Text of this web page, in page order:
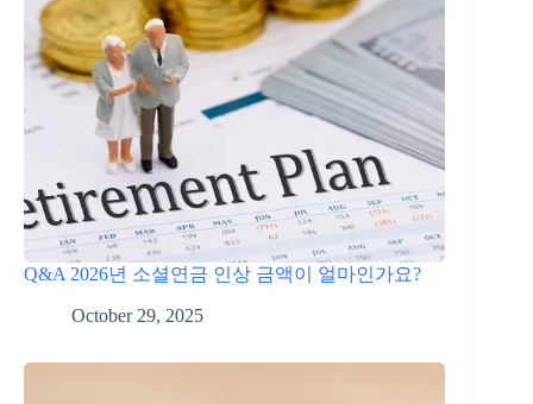
Q&A 2026년 소셜연금 인상 금액이 얼마인가요?
October 29, 2025